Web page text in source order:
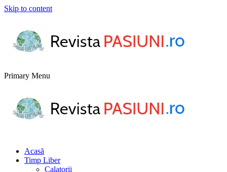
Skip to content
Primary Menu
Acasă
Timp Liber
Calatorii